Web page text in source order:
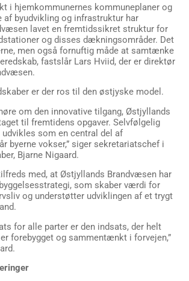
i hjemkommunernes kommuneplaner og
af byudvikling og infrastruktur har
lavet en fremtidssikret struktur for
og disses dækningsområder. Det
men også fornuftig måde at samtænke
fastslår Lars Hviid, der er direktør
er der ros til den østjyske model.
om den innovative tilgang, Østjyllands
til fremtidens opgaver. Selvfølgelig
som en central del af
byerne vokser,” siger sekretariatschef i
Bjarne Nigaard.
med, at Østjyllands Brandvæsen har
som skaber værdi for
og understøtter udviklingen af et trygt
for alle parter er den indsats, der helt
forebygget og sammentænkt i forvejen,”